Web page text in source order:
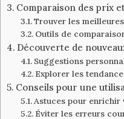
Comparaison des prix
Trouver les
Outils de
Découverte de
Suggestions
Explorer les
Conseils pour une
Astuces pour enrichir
Éviter les erreurs